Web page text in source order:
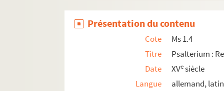
Ms 2.3. Tractatus de jure ecclesiastico
Ms. 2.4. Tractatus de Deo incarnato
Ms 2.5. Tractatus de Deo Trino
Ms 2.6. Catholisches Bett-Buch
Ms 2.7. Livre de prières
Présentation du contenu
Cote
Ms 1.4
Titre
Psalterium :
Date
XVesiècle
Langue
allemand, latin